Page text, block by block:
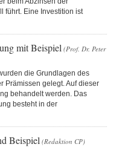
führt. Eine Investition ist
mit Beispiel (Prof. Dr. Peter
die Grundlagen des
Prämissen gelegt. Auf dieser
behandelt werden. Das
besteht in der
Beispiel (Redaktion CP)